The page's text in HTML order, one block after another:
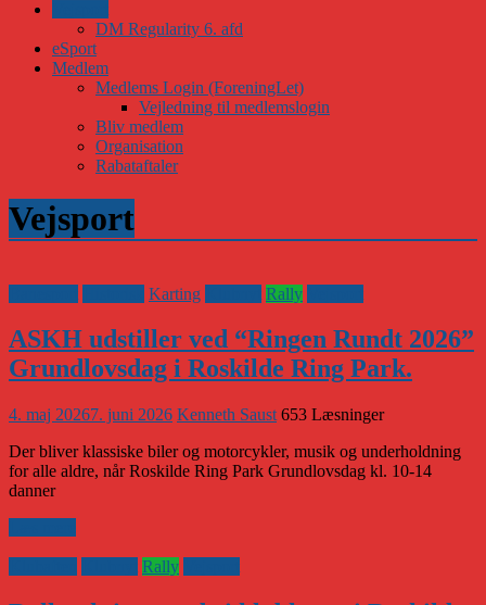
DM Regularity 6. afd
eSport
Medlem
Medlems Login (ForeningLet)
Vejledning til medlemslogin
Bliv medlem
Organisation
Rabataftaler
Vejsport
Karting Rally
ASKH udstiller ved “Ringen Rundt 2026”
Grundlovsdag i Roskilde Ring Park.
4. maj 20267. juni 2026 Kenneth Saust 653 Læsninger
Der bliver klassiske biler og motorcykler, musik og underholdning
for alle aldre, når Roskilde Ring Park Grundlovsdag kl. 10-14
danner
Rally